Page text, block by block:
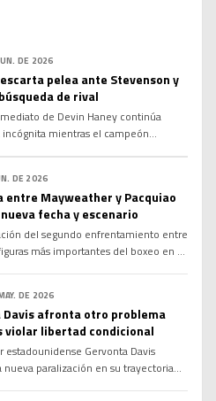
DE 2026
pelea ante Stevenson y
de rival
de Devin Haney continúa
mientras el campeón
nombres importantes han sido
su próximo combate, las
no han avanzado como esperaba su
que conquistó el campeonato tras
Norman Jr. por decisión en
DE 2026
entre Mayweather y Pacquiao
fecha y escenario
del segundo enfrentamiento entre
más importantes del boxeo en el
y Manny Pacquiao apunta
y un escenario diferentes a los
el circuito de boxeo internacional. El
regreso al boxeo profesional por parte
reactivó una […]
DE 2026
Davis afronta otro problema
violar libertad condicional
estadounidense Gervonta Davis
nueva paralización en su trayectoria